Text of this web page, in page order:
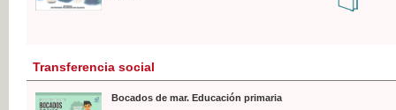
Transferencia social
Bocados de mar. Educación primaria